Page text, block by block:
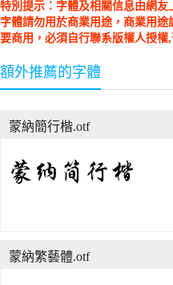
特別提示：字體及相關信息由網友
字體請勿用於商業用途，商業用
要商用，必須自行聯系版權人授權
額外推薦的字體
蒙納簡行楷.otf
蒙納繁藝體.otf